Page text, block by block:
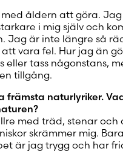
med åldern att göra.
i mig själv och
Jag är inte längre så
vara fel. Hur jag än
eller tass någonstans,
tillgång.
främsta naturlyriker.
med träd, stenar och
skrämmer mig.
är jag trygg och har